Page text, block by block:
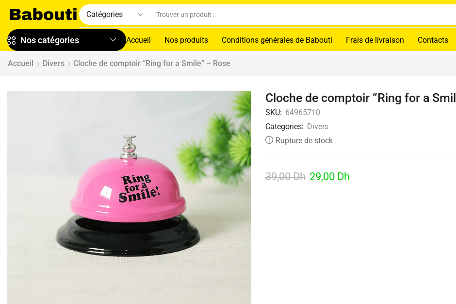
Nos catégories Accueil Nos produits Conditions générales de Babouti Frais de livraison Contacts
Accueil Divers Cloche de comptoir “Ring for a Smile” – Rose
Cloche de comptoir “Ring for a
SKU: 64965710
Categories: Divers
Rupture de stock
39,00Dh 29,00 Dh